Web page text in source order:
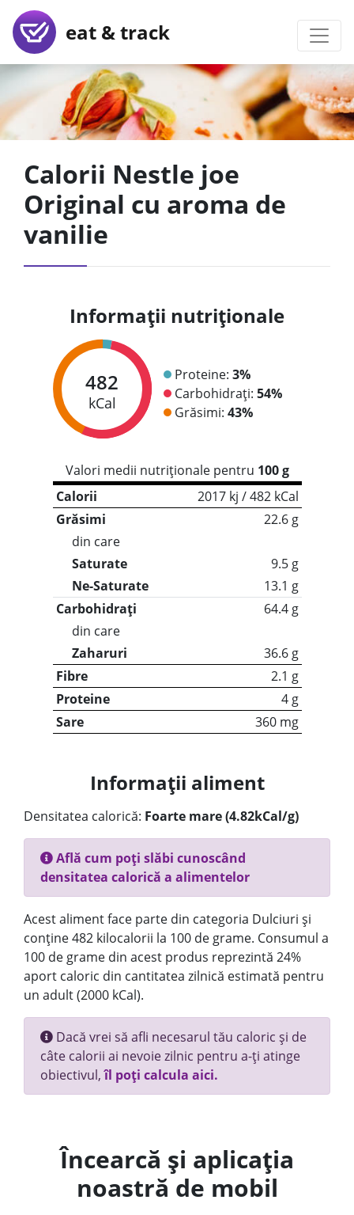
eat & track
Calorii Nestle joe
Original cu aroma de
vanilie
Informații nutriționale
482
kCal
Proteine: 3%
Carbohidrați: 54%
Grăsimi: 43%
Valori medii nutriționale pentru 100 g
Calorii
2017 kj / 482 kCal
Grăsimi
22.6 g
din care
Saturate
9.5 g
Ne-Saturate
13.1 g
Carbohidrați
64.4 g
din care
Zaharuri
36.6 g
Fibre
2.1 g
Proteine
4 g
Sare
360 mg
Informații aliment
Densitatea calorică: Foarte mare (4.82kCal/g)
Află cum poți slăbi cunoscând
densitatea calorică a alimentelor
Acest aliment face parte din categoria Dulciuri și
conține 482 kilocalorii la 100 de grame. Consumul a
100 de grame din acest produs reprezintă 24%
aport caloric din cantitatea zilnică estimată pentru
un adult (2000 kCal).
Dacă vrei să afli necesarul tău caloric și de
câte calorii ai nevoie zilnic pentru a-ți atinge
obiectivul,îl poți calcula aici.
Încearcă și aplicația
noastră de mobil